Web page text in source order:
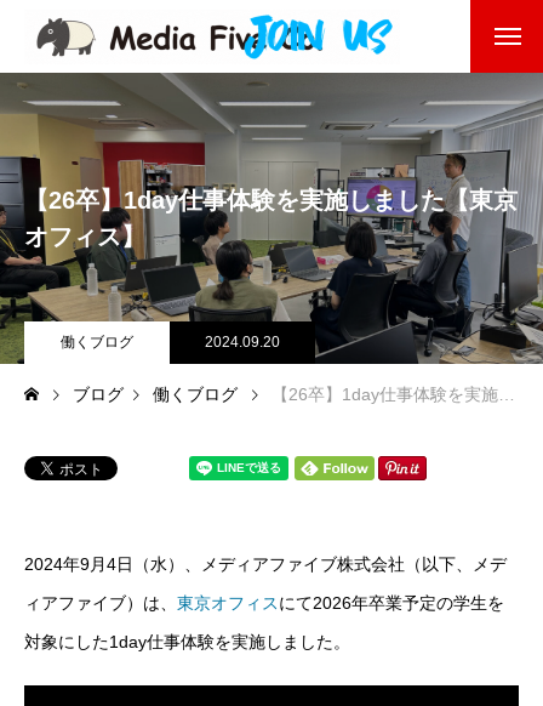
企業を知る About
企業理念
代表挨拶
会社沿革
会社概要
東京オフィス
福岡オフィス
SI事業
【26卒】1day仕事体験を実施しました【東京
オフィス】
働くブログ 2024.09.20
ブログ 働くブログ 【26卒】1day仕事体験を実施しました【東京オフィス】
2024年9月4日（水）、メディアファイブ株式会社（以下、メデ
ィアファイブ）は、 東京オフィスにて2026年卒業予定の学生を
対象にした1day仕事体験を実施しました。